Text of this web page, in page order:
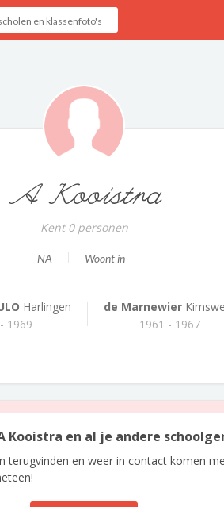
A Kooistra
Kent 0 personen
NA Woont in -
Harlingen
1969
de Marnewier
1961 - 1967
en al je andere
terugvinden en weer in contact komen